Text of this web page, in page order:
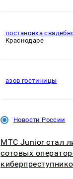
постановка
Краснодаре
азов гостиницы
Новости России
МТС Junior стал
сотовых